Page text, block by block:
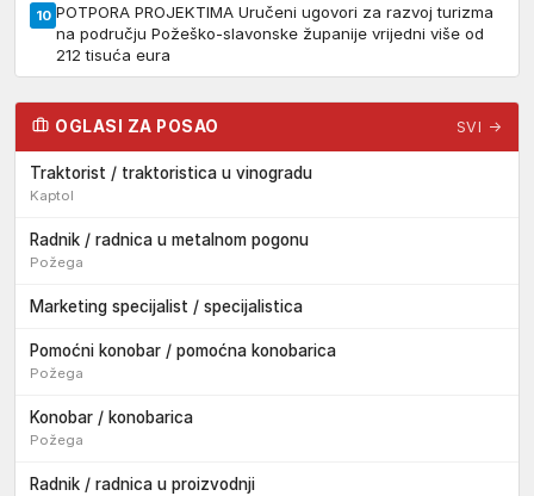
10 POTPORA PROJEKTIMA Uručeni ugovori za razvoj turizma
na području Požeško-slavonske županije vrijedni više od
212 tisuća eura
OGLASI ZA POSAO SVI →
Traktorist / traktoristica u vinogradu
Kaptol
Radnik / radnica u metalnom pogonu
Požega
Marketing specijalist / specijalistica
Pomoćni konobar / pomoćna konobarica
Požega
Konobar / konobarica
Požega
Radnik / radnica u proizvodnji